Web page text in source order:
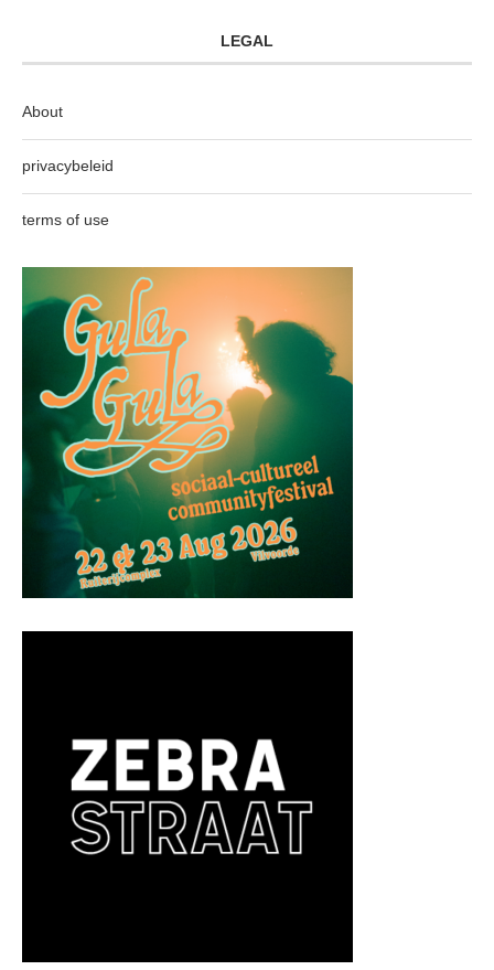
LEGAL
About
privacybeleid
terms of use